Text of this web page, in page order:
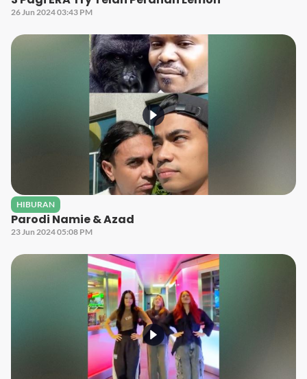
26 Jun 2024 03:43 PM
HIBURAN
Parodi Namie & Azad
23 Jun 2024 05:08 PM